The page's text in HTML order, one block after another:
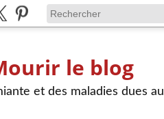
le blog
et des maladies dues au